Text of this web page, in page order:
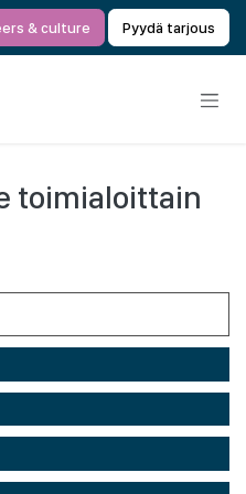
& culture Pyydä tarjous
toimialoittain